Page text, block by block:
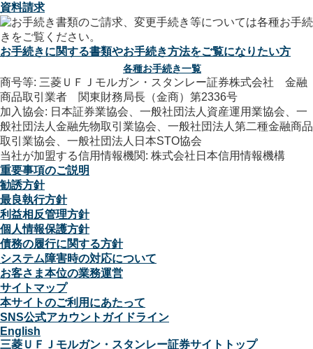
資料請求
お手続きに関する書類やお手続き方法をご覧になりたい方
各種お手続き一覧
商号等: 三菱ＵＦＪモルガン・スタンレー証券株式会社 金融
商品取引業者 関東財務局長（金商）第2336号
加入協会: 日本証券業協会、一般社団法人資産運用業協会、一
般社団法人金融先物取引業協会、一般社団法人第二種金融商品
取引業協会、一般社団法人日本STO協会
当社が加盟する信用情報機関: 株式会社日本信用情報機構
重要事項のご説明
勧誘方針
最良執行方針
利益相反管理方針
個人情報保護方針
債務の履行に関する方針
システム障害時の対応について
お客さま本位の業務運営
サイトマップ
本サイトのご利用にあたって
SNS公式アカウントガイドライン
English
三菱ＵＦＪモルガン・スタンレー証券サイトトップ